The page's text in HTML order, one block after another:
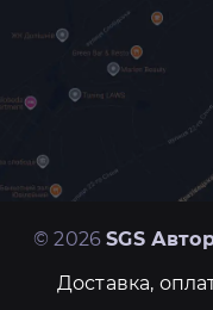
© 2026SGS
Доставка,